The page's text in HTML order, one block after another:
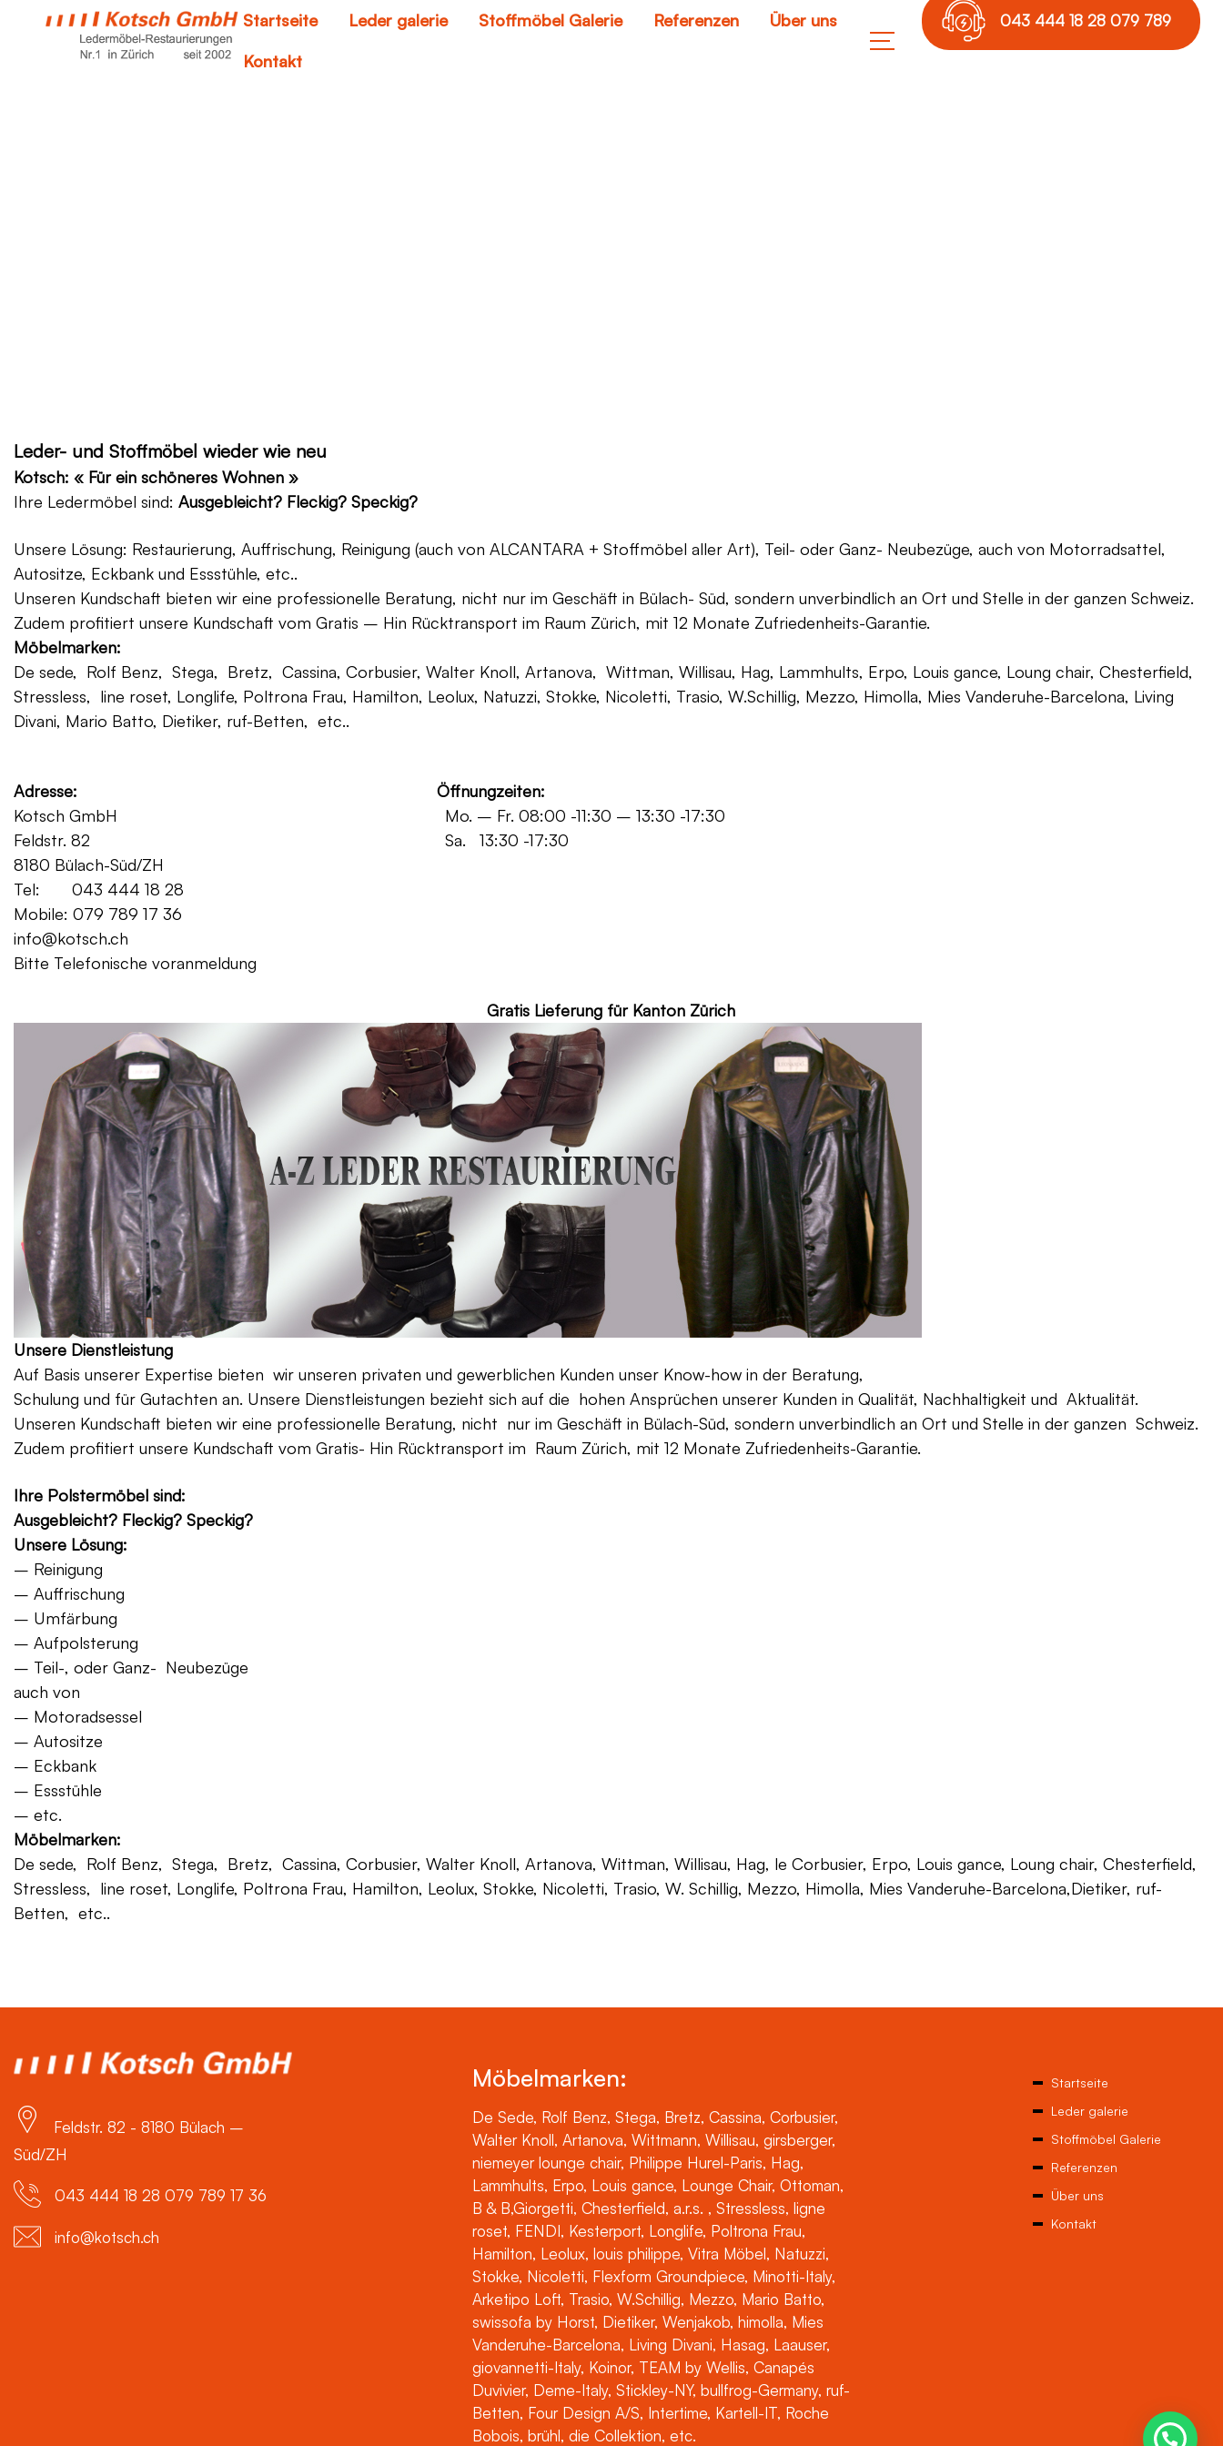
Startseite Leder galerie Stoffmöbel Galerie Referenzen Über uns
Kontakt
043 444 18 28 079 789
Leder- und Stoffmöbel wieder wie neu
Kotsch: « Für ein schöneres Wohnen »
Ihre Ledermöbel sind: Ausgebleicht? Fleckig? Speckig?
Unsere Lösung: Restaurierung, Auffrischung, Reinigung (auch von ALCANTARA + Stoffmöbel aller Art), Teil- oder Ganz- Neubezüge, auch von Motorradsattel,
Autositze, Eckbank und Essstühle, etc..
Unseren Kundschaft bieten wir eine professionelle Beratung, nicht nur im Geschäft in Bülach- Süd, sondern unverbindlich an Ort und Stelle in der ganzen Schweiz.
Zudem profitiert unsere Kundschaft vom Gratis – Hin Rücktransport im Raum Zürich, mit 12 Monate Zufriedenheits-Garantie.
Möbelmarken:
De sede, Rolf Benz, Stega, Bretz, Cassina, Corbusier, Walter Knoll, Artanova, Wittman, Willisau, Hag, Lammhults, Erpo, Louis gance, Loung chair, Chesterfield,
Stressless, line roset, Longlife, Poltrona Frau, Hamilton, Leolux, Natuzzi, Stokke, Nicoletti, Trasio, W.Schillig, Mezzo, Himolla, Mies Vanderuhe-Barcelona, Living
Divani, Mario Batto, Dietiker, ruf-Betten, etc..
Adresse:
Öffnungzeiten:
Kotsch GmbH Mo. – Fr. 08:00 -11:30 – 13:30 -17:30
Feldstr. 82 Sa. 13:30 -17:30
8180 Bülach-Süd/ZH
Tel: 043 444 18 28
Mobile: 079 789 17 36
info@kotsch.ch
Bitte Telefonische voranmeldung
Gratis Lieferung für Kanton Zürich
Unsere Dienstleistung
Auf Basis unserer Expertise bieten wir unseren privaten und gewerblichen Kunden unser Know-how in der Beratung,
Schulung und für Gutachten an. Unsere Dienstleistungen bezieht sich auf die hohen Ansprüchen unserer Kunden in Qualität, Nachhaltigkeit und Aktualität.
Unseren Kundschaft bieten wir eine professionelle Beratung, nicht nur im Geschäft in Bülach-Süd, sondern unverbindlich an Ort und Stelle in der ganzen Schweiz.
Zudem profitiert unsere Kundschaft vom Gratis- Hin Rücktransport im Raum Zürich, mit 12 Monate Zufriedenheits-Garantie.
Ihre Polstermöbel sind:
Ausgebleicht? Fleckig? Speckig?
Unsere Lösung:
– Reinigung
– Auffrischung
– Umfärbung
– Aufpolsterung
– Teil-, oder Ganz- Neubezüge
auch von
– Motoradsessel
– Autositze
– Eckbank
– Essstühle
– etc.
Möbelmarken:
De sede, Rolf Benz, Stega, Bretz, Cassina, Corbusier, Walter Knoll, Artanova, Wittman, Willisau, Hag, le Corbusier, Erpo, Louis gance, Loung chair, Chesterfield,
Stressless, line roset, Longlife, Poltrona Frau, Hamilton, Leolux, Stokke, Nicoletti, Trasio, W. Schillig, Mezzo, Himolla, Mies Vanderuhe-Barcelona,Dietiker, ruf-
Betten, etc..
Feldstr. 82 - 8180 Bülach –
Süd/ZH
043 444 18 28 079 789 17 36
info@kotsch.ch
Möbelmarken:
De Sede, Rolf Benz, Stega, Bretz, Cassina, Corbusier,
Walter Knoll, Artanova, Wittmann, Willisau, girsberger,
niemeyer lounge chair, Philippe Hurel-Paris, Hag,
Lammhults, Erpo, Louis gance, Lounge Chair, Ottoman,
B & B,Giorgetti, Chesterfield, a.r.s. , Stressless, ligne
roset, FENDI, Kesterport, Longlife, Poltrona Frau,
Hamilton, Leolux, louis philippe, Vitra Möbel, Natuzzi,
Stokke, Nicoletti, Flexform Groundpiece, Minotti-Italy,
Arketipo Loft, Trasio, W.Schillig, Mezzo, Mario Batto,
swissofa by Horst, Dietiker, Wenjakob, himolla, Mies
Vanderuhe-Barcelona, Living Divani, Hasag, Laauser,
giovannetti-Italy, Koinor, TEAM by Wellis, Canapés
Duvivier, Deme-Italy, Stickley-NY, bullfrog-Germany, ruf-
Betten, Four Design A/S, Intertime, Kartell-IT, Roche
Bobois, brühl, die Collektion, etc.
Startseite
Leder galerie
Stoffmöbel Galerie
Referenzen
Über uns
Kontakt